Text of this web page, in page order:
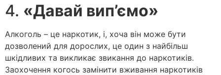
4. «Давай вип’ємо»
Алкоголь – це наркотик, і, хоча він може бути
дозволений для дорослих, це один з найбільш
шкідливих та викликає звикання до наркотиків.
Заохочення когось замінити вживання наркотиків